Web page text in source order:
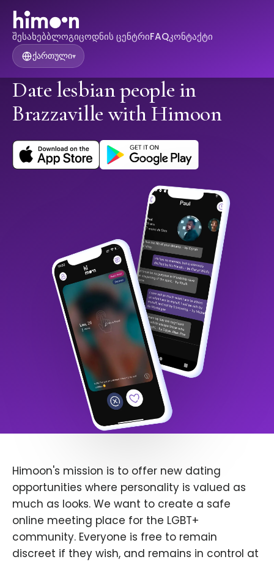
შესახებბლოგიცოდნის ცენტრიFAQკონტაქტი
ქართული▾
Date lesbian people in
Brazzaville with Himoon
Himoon's mission is to offer new dating
opportunities where personality is valued as
much as looks. We want to create a safe
online meeting place for the LGBT+
community. Everyone is free to remain
discreet if they wish, and remains in control at